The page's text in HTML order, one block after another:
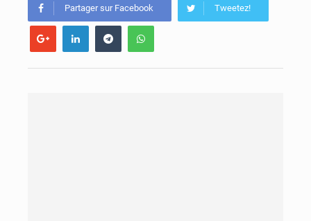
Partager sur Facebook Tweetez!